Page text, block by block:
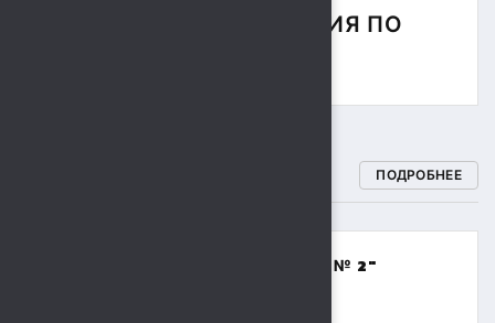
СОРЕВНОВАНИЯ ПО
ПОДРОБНЕЕ
МБОУДО "СПОРТИВНАЯ ШКОЛА № 2"